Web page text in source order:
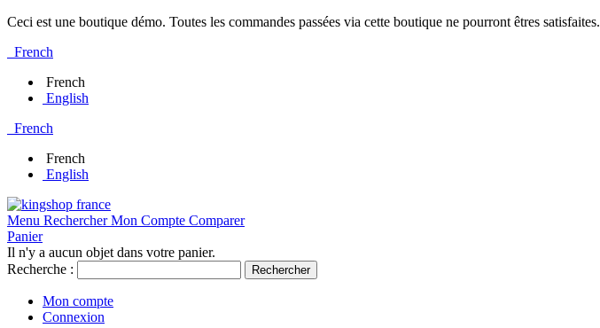
Ceci est une boutique démo. Toutes les commandes passées via cette boutique ne pourront êtres satisfaites.
French
French
English
French
French
English
Menu Rechercher Mon Compte Comparer
Panier
Il n'y a aucun objet dans votre panier.
Recherche :
Rechercher
Mon compte
Connexion